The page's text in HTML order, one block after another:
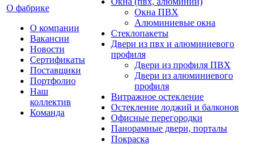
О фабрике
О компании
Вакансии
Новости
Сертификаты
Поставщики
Портфолио
Наш
коллектив
Команда
Окна ПВХ
Алюминиевые окна
Стеклопакеты
Двери из пвх и алюминиевого
профиля
Двери из профиля ПВХ
Двери из алюминиевого
профиля
Витражное остекление
Остекление лоджий и балконов
Офисные перегородки
Панорамные двери, порталы
Покраска